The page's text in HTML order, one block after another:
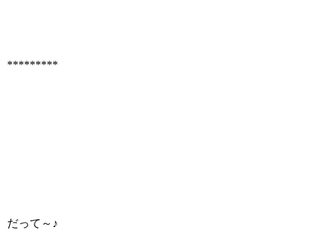
*********
だって～♪